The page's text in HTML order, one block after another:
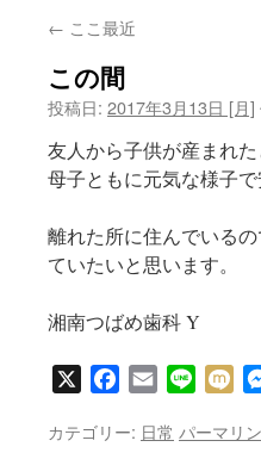
ン
ツ
へ
ッ
← ここ最近
この間
投稿日: 2017年3月13日 [月]
友人から子供が産まれ
母子ともに元気な様子で
離れた所に住んでいる
ていたいと思います。
湘南つばめ歯科 Y
X Facebook
Email Line
カテゴリー: 日常 パーマリ